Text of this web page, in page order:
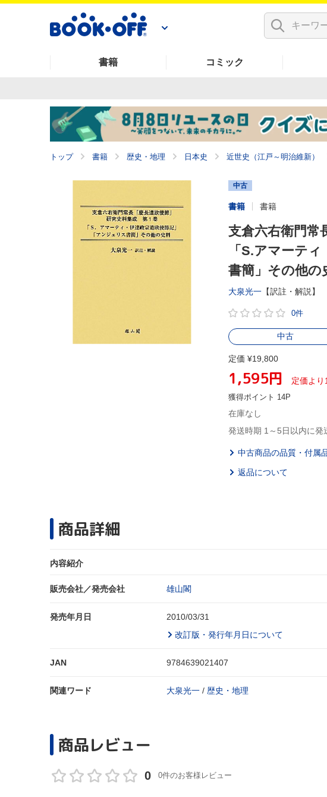
書籍 コミック
トップ 書籍 歴史・地理 日本史 近世史（江戸～明治維新）
中古
書籍 書籍
支倉六右衛門常
「S.アマーテ
書簡」その他の
大泉光一【訳註・解説】
0件
中古
定価 ¥19,800
1,595円 定価よ
獲得ポイント 14P
在庫なし
発送時期 1～5日以内に発
中古商品の品質・付属
返品について
商品詳細
内容紹介
販売会社／発売会社 雄山閣
発売年月日
2010/03/31
改訂版・発行年月日について
JAN 9784639021407
関連ワード 大泉光一 / 歴史・地理
商品レビュー
0 0件のお客様レビュー